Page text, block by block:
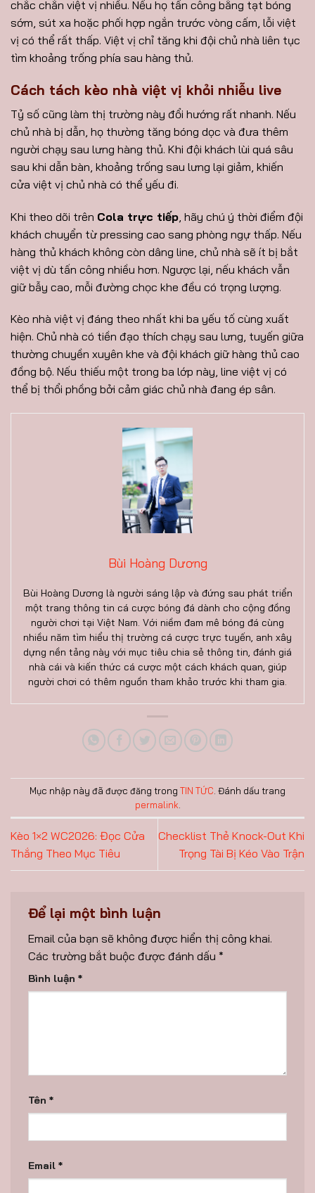
chắc chắn việt vị nhiều. Nếu họ tấn công bằng tạt bóng
sớm, sút xa hoặc phối hợp ngắn trước vòng cấm, lỗi việt
vị có thể rất thấp. Việt vị chỉ tăng khi đội chủ nhà liên tục
tìm khoảng trống phía sau hàng thủ.
Cách tách kèo nhà việt vị khỏi nhiễu live
Tỷ số cũng làm thị trường này đổi hướng rất nhanh. Nếu
chủ nhà bị dẫn, họ thường tăng bóng dọc và đưa thêm
người chạy sau lưng hàng thủ. Khi đội khách lùi quá sâu
sau khi dẫn bàn, khoảng trống sau lưng lại giảm, khiến
cửa việt vị chủ nhà có thể yếu đi.
Khi theo dõi trên Cola trực tiếp , hãy chú ý thời điểm đội
khách chuyển từ pressing cao sang phòng ngự thấp. Nếu
hàng thủ khách không còn dâng line, chủ nhà sẽ ít bị bắt
việt vị dù tấn công nhiều hơn. Ngược lại, nếu khách vẫn
giữ bẫy cao, mỗi đường chọc khe đều có trọng lượng.
Kèo nhà việt vị đáng theo nhất khi ba yếu tố cùng xuất
hiện. Chủ nhà có tiền đạo thích chạy sau lưng, tuyến giữa
thường chuyền xuyên khe và đội khách giữ hàng thủ cao
đồng bộ. Nếu thiếu một trong ba lớp này, line việt vị có
thể bị thổi phồng bởi cảm giác chủ nhà đang ép sân.
Bùi Hoàng Dương
Bùi Hoàng Dương là người sáng lập và đứng sau phát triển
một trang thông tin cá cược bóng đá dành cho cộng đồng
người chơi tại Việt Nam. Với niềm đam mê bóng đá cùng
nhiều năm tìm hiểu thị trường cá cược trực tuyến, anh xây
dựng nền tảng này với mục tiêu chia sẻ thông tin, đánh giá
nhà cái và kiến thức cá cược một cách khách quan, giúp
người chơi có thêm nguồn tham khảo trước khi tham gia.
Mục nhập này đã được đăng trong TIN TỨC . Đánh dấu trang
permalink
Kèo 1×2 WC2026: Đọc Cửa
Thắng Theo Mục Tiêu
Checklist Thẻ Knock-Out Khi
Trọng Tài Bị Kéo Vào Trận
Để lại một bình luận
Email của bạn sẽ không được hiển thị công khai.
Các trường bắt buộc được đánh dấu *
Bình luận *
Tên *
Email *